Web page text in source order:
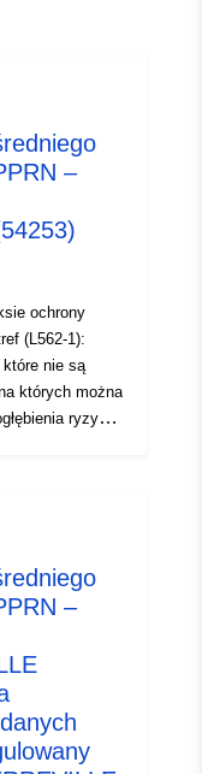
srv-84da362c-38f0-
6d242cf36836
services
–
ochrony
(L562-1):
nie są
których można
ryzyka.
1-
jako
niebieskie”,
emisji; 3
na ryzyko,
rolne,
–